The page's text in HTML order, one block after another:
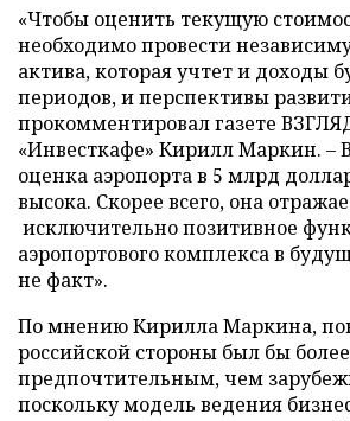
«Чтобы оценить текущую
необходимо провести
актива, которая учтет и доходы
периодов, и перспективы
прокомментировал газете
«Инвесткафе» Кирилл Маркин. –
оценка аэропорта в 5 млрд
высока. Скорее всего, она
исключительно позитивное
аэропортового комплекса в
не факт».
По мнению Кирилла Маркина,
российской стороны был бы более
предпочтительным, чем
поскольку модель ведения